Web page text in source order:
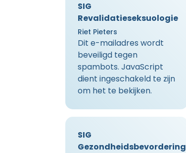
SIG
Revalidatieseksuologie
Riet Pieters
Dit e-mailadres wordt
beveiligd tegen
spambots. JavaScript
dient ingeschakeld te zijn
om het te bekijken.
SIG
Gezondheidsbevordering